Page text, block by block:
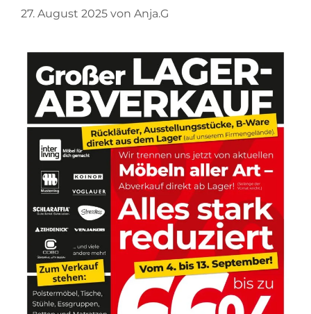
27. August 2025 von Anja.G